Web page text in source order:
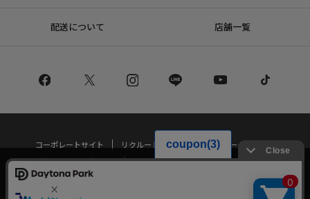
配送について 店舗一覧
コーポレートサイト リクルート
サステナブルマークについて
プライバシーポリシー
特定商取引法・古物営業法に基づく表記
当サイトでは利用体験の向上およびコンテンツの最適な提供、トラフィック
の分析を目的としてCookieを使用しています。